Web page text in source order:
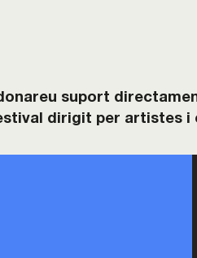
suport
dirigit per artistes i